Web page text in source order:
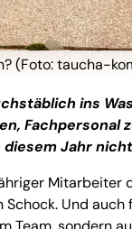
(Foto: taucha-
ins
Fachpersonal
Jahr
Mitarbeiter
Und